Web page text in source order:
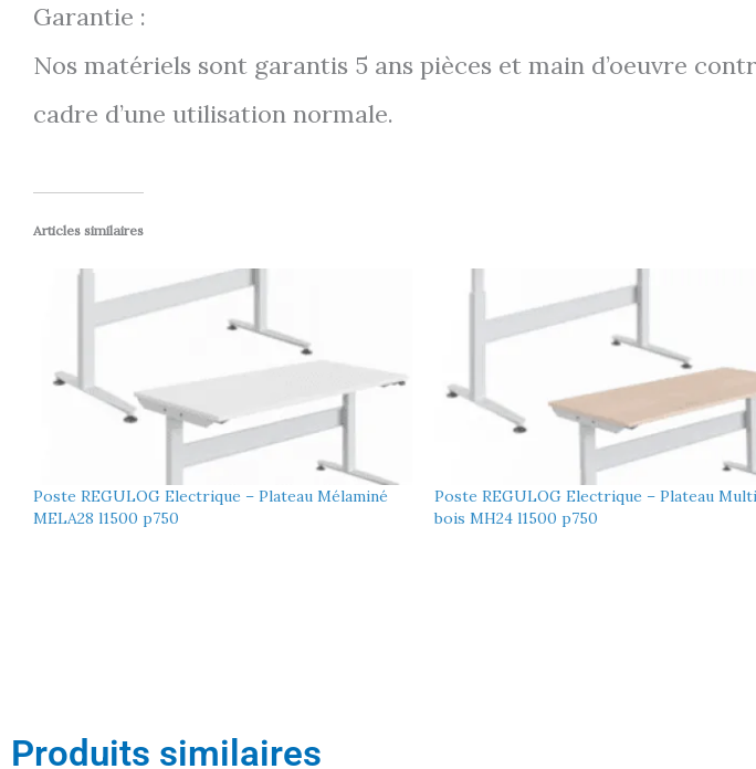
Garantie :
Nos matériels sont garantis 5 ans pièces et main d’oeuvre
cadre d’une utilisation normale.
Articles similaires
Poste REGULOG Electrique – Plateau Mélaminé
MELA28 l1500 p750
Poste REGULOG Electrique – Plateau
bois MH24 l1500 p750
Produits similaires